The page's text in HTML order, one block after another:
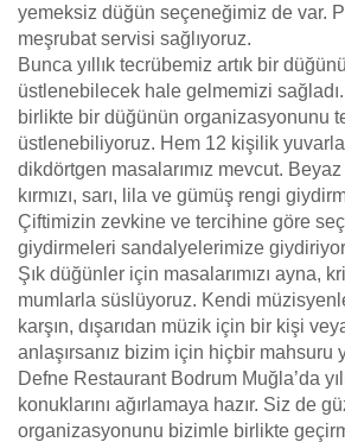
yemeksiz düğün seçeneğimiz de var.
meşrubat servisi sağlıyoruz.
Bunca yıllık tecrübemiz artık bir
üstlenebilecek hale gelmemizi
birlikte bir düğünün organizasyonunu
üstlenebiliyoruz. Hem 12 kişilik
dikdörtgen masalarımız mevcut.
kırmızı, sarı, lila ve gümüş rengi
Çiftimizin zevkine ve tercihine göre
giydirmeleri sandalyelerimize
Şık düğünler için masalarımızı ayna,
mumlarla süslüyoruz. Kendi
karşın, dışarıdan müzik için bir kişi
anlaşırsanız bizim için hiçbir mahsuru
Defne Restaurant Bodrum Muğla’da
konuklarını ağırlamaya hazır. Siz de
organizasyonunu bizimle birlikte